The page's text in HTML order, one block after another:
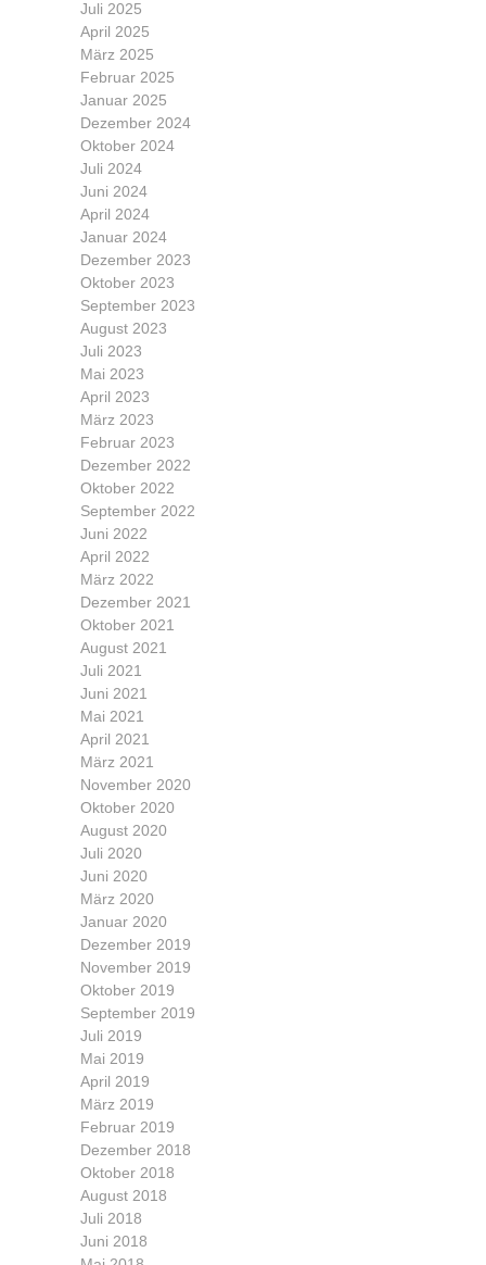
Juli 2025
April 2025
März 2025
Februar 2025
Januar 2025
Dezember 2024
Oktober 2024
Juli 2024
Juni 2024
April 2024
Januar 2024
Dezember 2023
Oktober 2023
September 2023
August 2023
Juli 2023
Mai 2023
April 2023
März 2023
Februar 2023
Dezember 2022
Oktober 2022
September 2022
Juni 2022
April 2022
März 2022
Dezember 2021
Oktober 2021
August 2021
Juli 2021
Juni 2021
Mai 2021
April 2021
März 2021
November 2020
Oktober 2020
August 2020
Juli 2020
Juni 2020
März 2020
Januar 2020
Dezember 2019
November 2019
Oktober 2019
September 2019
Juli 2019
Mai 2019
April 2019
März 2019
Februar 2019
Dezember 2018
Oktober 2018
August 2018
Juli 2018
Juni 2018